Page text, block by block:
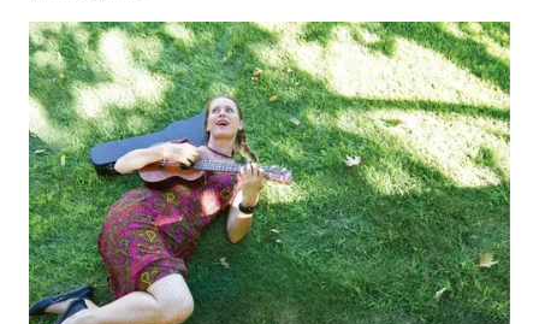
WN
SOLO
WN
BOROBUDUR
WN
MADURA